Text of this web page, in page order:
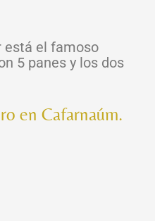
está el famoso
5 panes y los dos
en Cafarnaúm.